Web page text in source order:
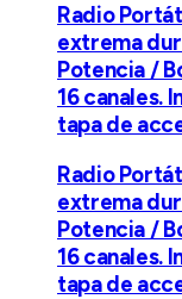
Radio
extrema
Potencia /
16 canales.
tapa de
Radio
extrema
Potencia /
16 canales.
tapa de